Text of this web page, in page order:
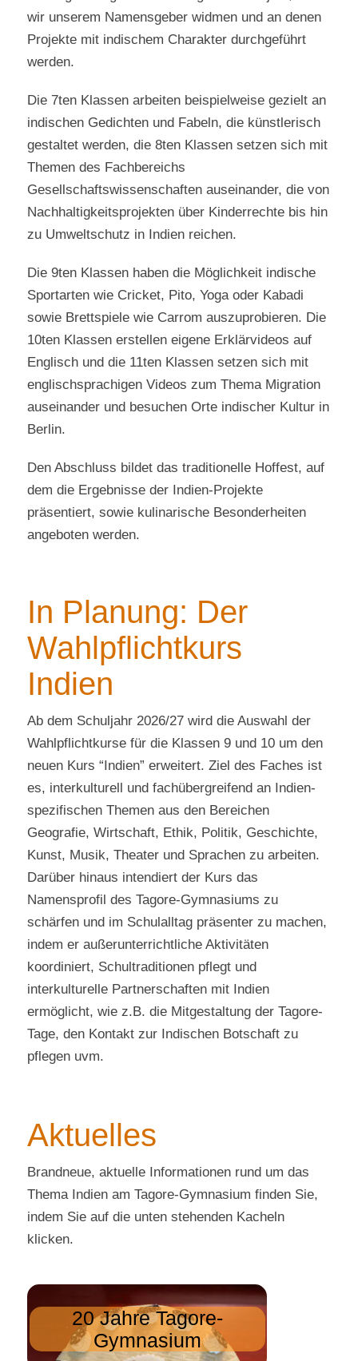
wir unserem Namensgeber widmen und an denen
Projekte mit indischem Charakter durchgeführt
werden.
Die 7ten Klassen arbeiten beispielweise gezielt an
indischen Gedichten und Fabeln, die künstlerisch
gestaltet werden, die 8ten Klassen setzen sich mit
Themen des Fachbereichs
Gesellschaftswissenschaften auseinander, die von
Nachhaltigkeitsprojekten über Kinderrechte bis hin
zu Umweltschutz in Indien reichen.
Die 9ten Klassen haben die Möglichkeit indische
Sportarten wie Cricket, Pito, Yoga oder Kabadi
sowie Brettspiele wie Carrom auszuprobieren. Die
10ten Klassen erstellen eigene Erklärvideos auf
Englisch und die 11ten Klassen setzen sich mit
englischsprachigen Videos zum Thema Migration
auseinander und besuchen Orte indischer Kultur in
Berlin.
Den Abschluss bildet das traditionelle Hoffest, auf
dem die Ergebnisse der Indien-Projekte
präsentiert, sowie kulinarische Besonderheiten
angeboten werden.
In Planung: Der
Wahlpflichtkurs
Indien
Ab dem Schuljahr 2026/27 wird die Auswahl der
Wahlpflichtkurse für die Klassen 9 und 10 um den
neuen Kurs “Indien” erweitert. Ziel des Faches ist
es, interkulturell und fachübergreifend an Indien-
spezifischen Themen aus den Bereichen
Geografie, Wirtschaft, Ethik, Politik, Geschichte,
Kunst, Musik, Theater und Sprachen zu arbeiten.
Darüber hinaus intendiert der Kurs das
Namensprofil des Tagore-Gymnasiums zu
schärfen und im Schulalltag präsenter zu machen,
indem er außerunterrichtliche Aktivitäten
koordiniert, Schultraditionen pflegt und
interkulturelle Partnerschaften mit Indien
ermöglicht, wie z.B. die Mitgestaltung der Tagore-
Tage, den Kontakt zur Indischen Botschaft zu
pflegen uvm.
Aktuelles
Brandneue, aktuelle Informationen rund um das
Thema Indien am Tagore-Gymnasium finden Sie,
indem Sie auf die unten stehenden Kacheln
klicken.
20 Jahre Tagore-
Gymnasium